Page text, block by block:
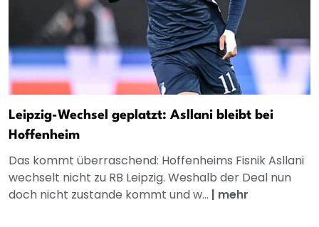
Leipzig-Wechsel geplatzt: Asllani bleibt bei
Hoffenheim
Das kommt überraschend: Hoffenheims Fisnik Asllani
wechselt nicht zu RB Leipzig. Weshalb der Deal nun
doch nicht zustande kommt und w... | mehr